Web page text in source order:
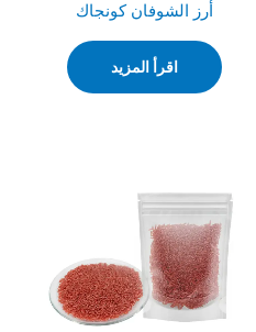
أرز الشوفان كونجاك
اقرأ المزيد